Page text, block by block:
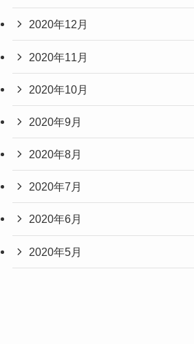
2020年12月
2020年11月
2020年10月
2020年9月
2020年8月
2020年7月
2020年6月
2020年5月